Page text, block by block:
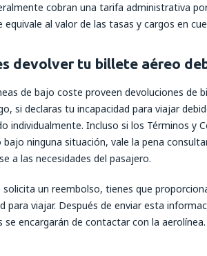
cobran una tarifa administrativa
equivale al valor de las tasas y cargos en
devolver tu billete aéreo
de bajo coste proveen devoluciones de
si declaras tu incapacidad para viajar
individualmente. Incluso si los Términos y
bajo ninguna situación, vale la pena
a las necesidades del pasajero.
solicita un reembolso, tienes que
para viajar. Después de enviar esta
se encargarán de contactar con la aerolínea.